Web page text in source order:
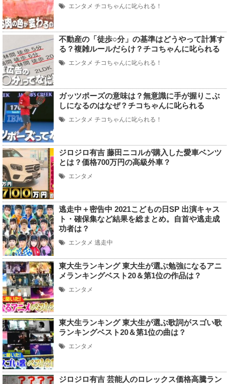
エンタメ チコちゃんに叱られる！
不動産の「徒歩○分」の基準はどうやって計算す
る？複雑ルールだらけ？チコちゃんに叱られる
エンタメ チコちゃんに叱られる！
ガッツポーズの意味は？無意識に手が握りこぶ
しになるのはなぜ？チコちゃんに叱られる
エンタメ チコちゃんに叱られる！
ジロジロ有吉 藤田ニコルが購入した愛車ベンツ
とは？価格700万円の高級外車？
エンタメ
逃走中＋密告中 2021こどもの日SP 出演キャス
ト・確保集など結果を総まとめ。自首や逃走成
功者は？
エンタメ 逃走中
東大生ランキング 東大生が選ぶ勉強になるアニ
メランキングベスト20＆第1位の作品は？
エンタメ
東大生ランキング 東大生が選ぶ歌詞がスゴい歌
ランキングベスト20＆第1位の曲は？
エンタメ
ジロジロ有吉 芸能人のロレックス価格高騰ラン